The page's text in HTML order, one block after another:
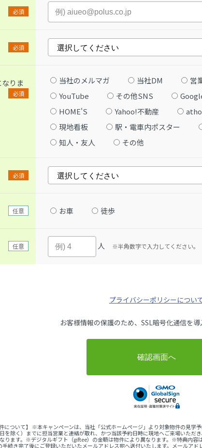
必須
必須
りま
必須
当社のメルマガ 当社DM 営
YouTube
その他SNS
HOME'S
Yahoo!不動産
現地看板
駅・電車内ポスター
知人・友人
その他
必須
任意 お車 徒歩
任意 人 ※半角数字で入力してください。
プライバシーポリシーについ
お客様情報の保護のため、SSL暗号化通信を導
について】 ※本キャンペーンは、当社「公式ホームページ」より対象物件の見
を除く）までに担当営業と連絡が取れ、かつ当該予約日時に現地へご来場いただ
ります。※デジタルギフト（giftee）の金額は物件により異なります。※特典内
続き完了後にご登録いただいたメールアドレス宛へ送付いたします。メールア